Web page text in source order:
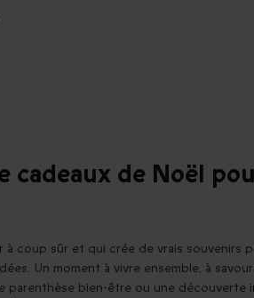
cadeaux de Noël
coup sûr et qui crée de vrais souvenirs
Un moment à vivre ensemble, à
parenthèse bien-être ou une découverte